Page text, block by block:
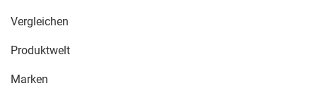
Vergleichen
Produktwelt
Marken